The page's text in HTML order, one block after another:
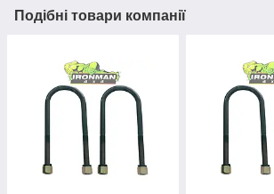
Подібні товари компанії